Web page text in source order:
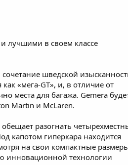
лучшими в своем классе
шведской
«мега-GT», и, в отличие от
места для багажа. Gemera
Martin и McLaren.
разогнать
капотом гиперкара находится
на свои компактные
инновационной технологии